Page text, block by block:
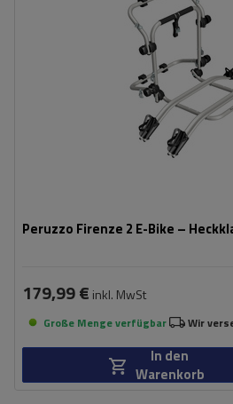
Peruzzo Firenze 2 E-Bike –
kompatibel mit Elektrofahrrädern
179,99 € inkl. MwSt
Große Menge verfügbar Wir
In den
Warenkorb